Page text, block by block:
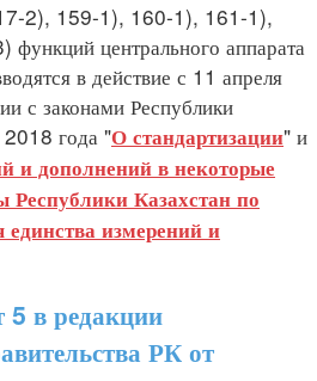
2), 159-1), 160-1), 161-1),
центрального аппарата
в действие с 11 апреля
с законами Республики
2018 года "О стандартизации" и
и дополнений в некоторые
Республики Казахстан по
единства измерений и
в редакции
РК от